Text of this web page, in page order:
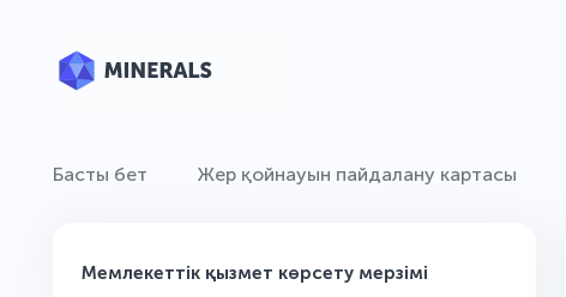
Басты бет Жер қойнауын пайдалану картасы
Мемлекеттік қызмет көрсету мерзімі